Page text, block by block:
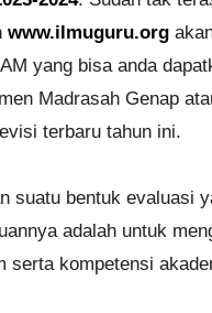
www.ilmuguru.org
yang bisa anda
Madrasah Genap
terbaru tahun ini.
suatu bentuk evaluasi
adalah untuk
serta kompetensi